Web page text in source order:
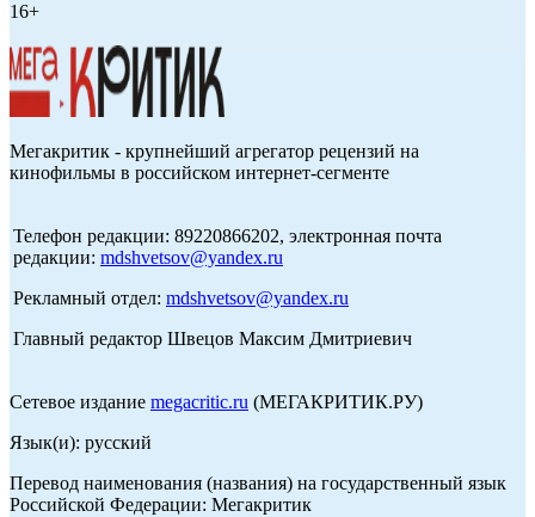
16+
Мегакритик - крупнейший агрегатор рецензий на
кинофильмы в российском интернет-сегменте
Телефон редакции: 89220866202, электронная почта
редакции: mdshvetsov@yandex.ru
Рекламный отдел: mdshvetsov@yandex.ru
Главный редактор Швецов Максим Дмитриевич
Сетевое издание megacritic.ru (МЕГАКРИТИК.РУ)
Язык(и): русский
Перевод наименования (названия) на государственный язык
Российской Федерации: Мегакритик